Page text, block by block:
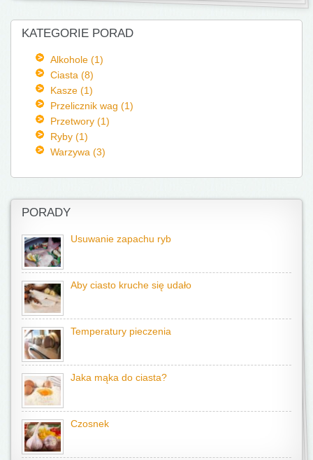
KATEGORIE PORAD
Alkohole (1)
Ciasta (8)
Kasze (1)
Przelicznik wag (1)
Przetwory (1)
Ryby (1)
Warzywa (3)
PORADY
Usuwanie zapachu ryb
Aby ciasto kruche się udało
Temperatury pieczenia
Jaka mąka do ciasta?
Czosnek